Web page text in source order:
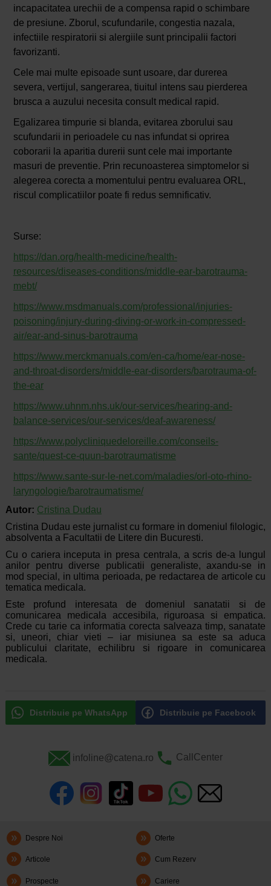
incapacitatea urechii de a compensa rapid o schimbare
de presiune. Zborul, scufundarile, congestia nazala,
infectiile respiratorii si alergiile sunt principalii factori
favorizanti.
Cele mai multe episoade sunt usoare, dar durerea
severa, vertijul, sangerarea, tiuitul intens sau pierderea
brusca a auzului necesita consult medical rapid.
Egalizarea timpurie si blanda, evitarea zborului sau
scufundarii in perioadele cu nas infundat si oprirea
coborarii la aparitia durerii sunt cele mai importante
masuri de preventie. Prin recunoasterea simptomelor si
alegerea corecta a momentului pentru evaluarea ORL,
riscul complicatiilor poate fi redus semnificativ.
Surse:
https://dan.org/health-medicine/health-
resources/diseases-conditions/middle-ear-barotrauma-
mebt/
https://www.msdmanuals.com/professional/injuries-
poisoning/injury-during-diving-or-work-in-compressed-
air/ear-and-sinus-barotrauma
https://www.merckmanuals.com/en-ca/home/ear-nose-
and-throat-disorders/middle-ear-disorders/barotrauma-of-
the-ear
https://www.uhnm.nhs.uk/our-services/hearing-and-
balance-services/our-services/deaf-awareness/
https://www.polycliniquedeloreille.com/conseils-
sante/quest-ce-quun-barotraumatisme
https://www.sante-sur-le-net.com/maladies/orl-oto-rhino-
laryngologie/barotraumatisme/
Autor: Cristina Dudau
Cristina Dudau este jurnalist cu formare in domeniul filologic,
absolventa a Facultatii de Litere din Bucuresti.
Cu o cariera inceputa in presa centrala, a scris de-a lungul
anilor pentru diverse publicatii generaliste, axandu-se in
mod special, in ultima perioada, pe redactarea de articole cu
tematica medicala.
Este profund interesata de domeniul sanatatii si de
comunicarea medicala accesibila, riguroasa si empatica.
Crede cu tarie ca informatia corecta salveaza timp, sanatate
si, uneori, chiar vieti – iar misiunea sa este sa aduca
publicului claritate, echilibru si rigoare in comunicarea
medicala.
Distribuie pe WhatsApp Distribuie pe Facebook
infoline@catena.ro CallCenter
Despre Noi Oferte
Articole Cum Rezerv
Prospecte Cariere